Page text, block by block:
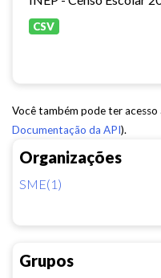
Organizações
SME(1)
Grupos
CSV
Você também pode ter acesso
Documentação da API).